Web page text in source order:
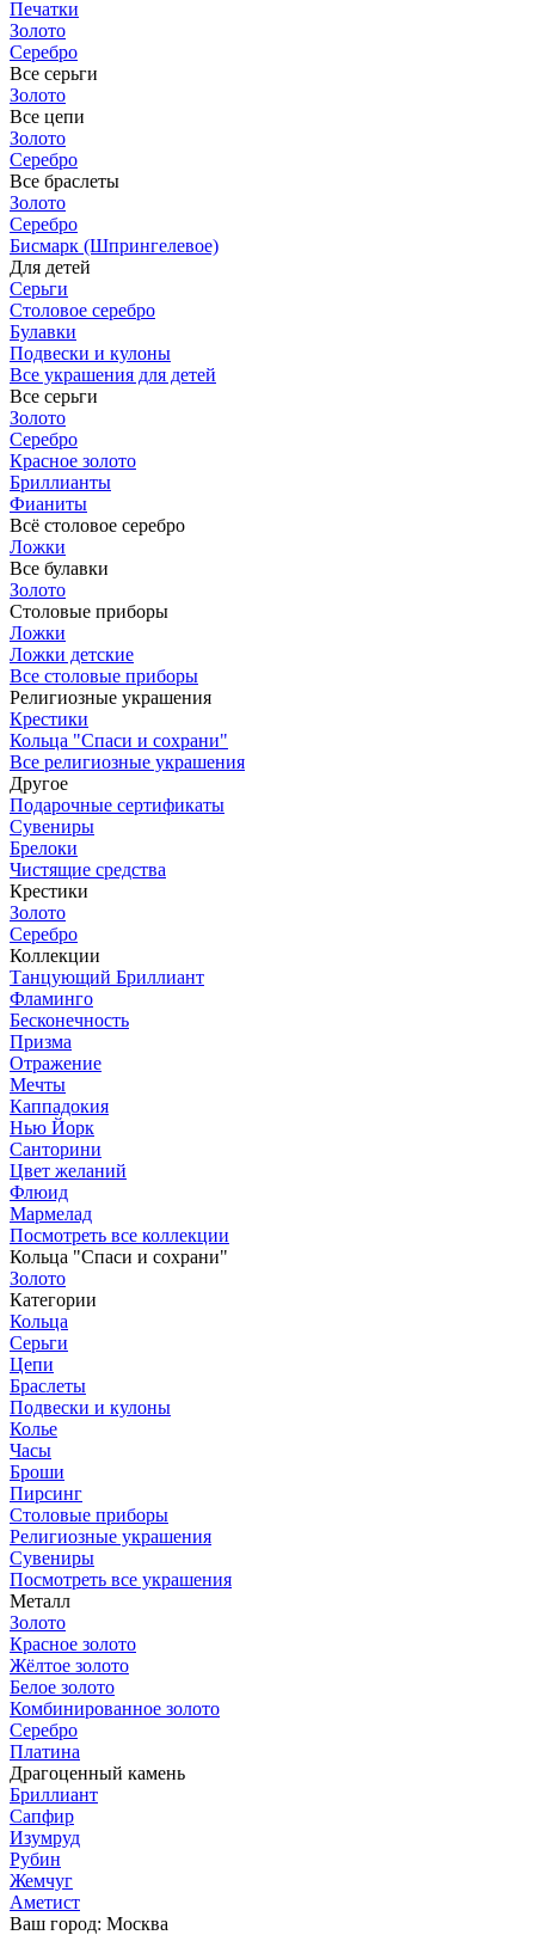
Печатки
Золото
Серебро
Все серьги
Золото
Все цепи
Золото
Серебро
Все браслеты
Золото
Серебро
Бисмарк (Шпрингелевое)
Для детей
Серьги
Столовое серебро
Булавки
Подвески и кулоны
Все украшения для детей
Все серьги
Золото
Серебро
Красное золото
Бриллианты
Фианиты
Всё столовое серебро
Ложки
Все булавки
Золото
Столовые приборы
Ложки
Ложки детские
Все столовые приборы
Религиозные украшения
Крестики
Кольца "Спаси и сохрани"
Все религиозные украшения
Другое
Подарочные сертификаты
Сувениры
Брелоки
Чистящие средства
Крестики
Золото
Серебро
Коллекции
Танцующий Бриллиант
Фламинго
Бесконечность
Призма
Отражение
Мечты
Каппадокия
Нью Йорк
Санторини
Цвет желаний
Флюид
Мармелад
Посмотреть все коллекции
Кольца "Спаси и сохрани"
Золото
Категории
Кольца
Серьги
Цепи
Браслеты
Подвески и кулоны
Колье
Часы
Броши
Пирсинг
Столовые приборы
Религиозные украшения
Сувениры
Посмотреть все украшения
Металл
Золото
Красное золото
Жёлтое золото
Белое золото
Комбинированное золото
Серебро
Платина
Драгоценный камень
Бриллиант
Сапфир
Изумруд
Рубин
Жемчуг
Аметист
Ваш город: Москва